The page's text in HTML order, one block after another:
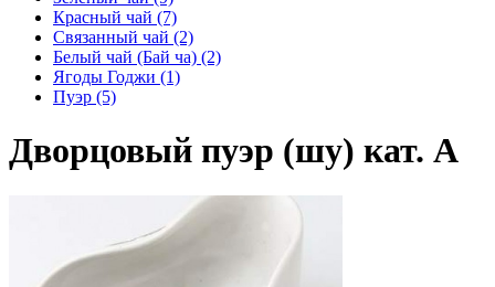
Красный чай (7)
Связанный чай (2)
Белый чай (Бай ча) (2)
Ягоды Годжи (1)
Пуэр (5)
Дворцовый пуэр (шу) кат. A